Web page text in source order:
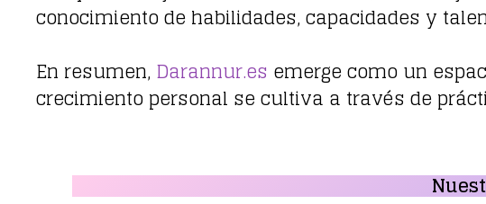
conocimiento de habilidades, capacidades y
En resumen, Darannur.es emerge como un
crecimiento personal se cultiva a través de